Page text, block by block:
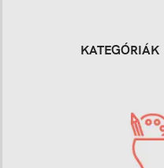
KATEGÓRIÁK